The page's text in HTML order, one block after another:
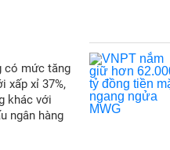
có mức tăng
xấp xỉ 37%,
khác với
ngân hàng